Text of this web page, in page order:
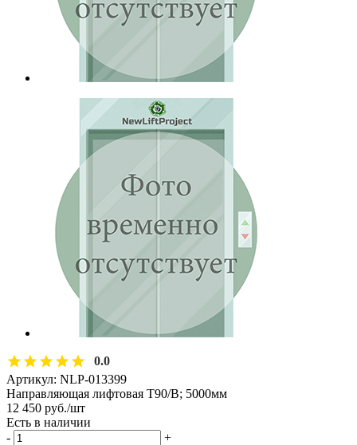
0.0
Артикул: NLP-013399
Направляющая лифтовая Т90/В; 5000мм
12 450 руб./шт
Есть в наличии
-
+